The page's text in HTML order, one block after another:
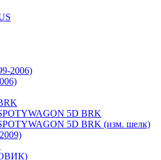
2006)
5D BRK
5D BRK (изм. шелк)